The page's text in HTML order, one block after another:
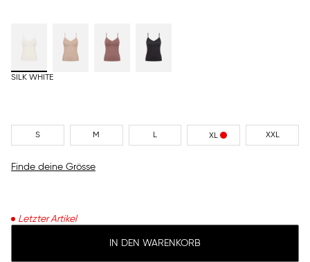
SILK WHITE
S M L XL XXL
Finde deine Grösse
Letzter Artikel
IN DEN WARENKORB